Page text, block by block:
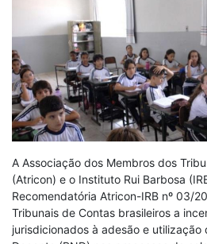
A Associação dos Membros dos
(Atricon) e o Instituto Rui Barbosa
Recomendatória Atricon-IRB nº 03/
Tribunais de Contas brasileiros a
jurisdicionados à adesão e utilização